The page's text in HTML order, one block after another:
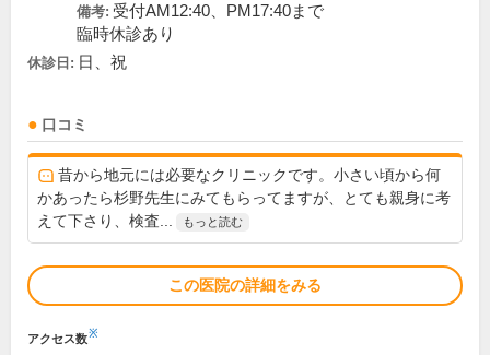
備考: 受付AM12:40、PM17:40まで
臨時休診あり
休診日: 日、祝
口コミ
昔から地元には必要なクリニックです。小さい頃から何
かあったら杉野先生にみてもらってますが、とても親身に考
えて下さり、検査...
もっと読む
この医院の詳細をみる
アクセス数※